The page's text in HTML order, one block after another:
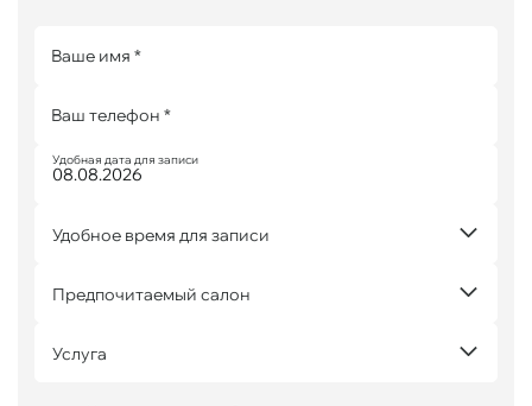
Ваше имя *
Ваш телефон *
Удобная дата для записи
Удобное время для записи
Предпочитаемый салон
Услуга